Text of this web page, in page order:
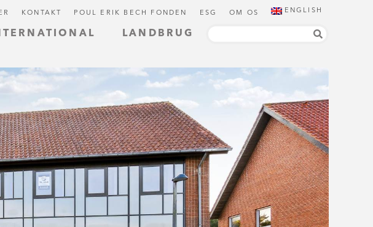
LANDBRUG
KONTAKT POUL ERIK BECH FONDEN ESG OM OS ENGLISH